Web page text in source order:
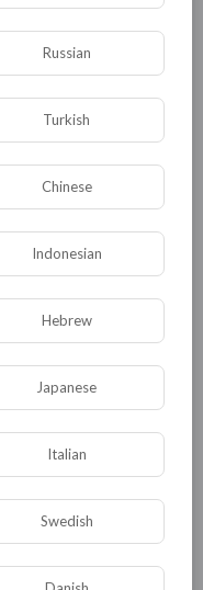
нет
События
Культура
История
и образование
Экология
Russian
Turkish
Chinese
Indonesian
Hebrew
Japanese
Italian
Swedish